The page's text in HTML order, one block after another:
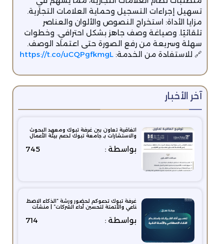
تسهيل إجراءات التسجيل وحماية العلامات التجارية.
مزايا الأداة: استخراج النصوص والألوان والعناصر
تلقائيًا. وصياغة وصف جاهز بشكل احترافي. وخطوات
سهلة وسريعة من رفع الصورة حتى اعتماد الوصف.
🔗 للاستفادة من الخدمة: https://t.co/uCQPgfkmgL
آخر الأخبار
اتفاقية تعاون بين غرفة تبوك ومعهد البحوث
والاستشارات بـ جامعة تبوك لدعم بيئة الأعمال
بواسطة : 745
غرفة تبوك تدعوكم لحضور ورشة “الذكاء الاصط
ناعي والأتمتة لتحسين أداء الشركات” | منشآت
بواسطة : 714